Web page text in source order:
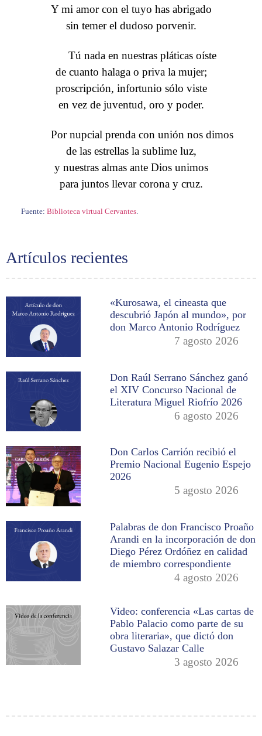
Artículos recientes
«Kurosawa, el cineasta que
descubrió Japón al mundo», por
don Marco Antonio Rodríguez
7 agosto 2026
Don Raúl Serrano Sánchez ganó
el XIV Concurso Nacional de
Literatura Miguel Riofrío 2026
6 agosto 2026
Don Carlos Carrión recibió el
Premio Nacional Eugenio Espejo
2026
5 agosto 2026
Palabras de don Francisco Proaño
Arandi en la incorporación de don
Diego Pérez Ordóñez en calidad
de miembro correspondiente
4 agosto 2026
Video: conferencia «Las cartas de
Pablo Palacio como parte de su
obra literaria», que dictó don
Gustavo Salazar Calle
3 agosto 2026
Y mi amor con el tuyo has abrigado
sin temer el dudoso porvenir.
Tú nada en nuestras pláticas oíste
de cuanto halaga o priva la mujer;
proscripción, infortunio sólo viste
en vez de juventud, oro y poder.
Por nupcial prenda con unión nos dimos
de las estrellas la sublime luz,
y nuestras almas ante Dios unimos
para juntos llevar corona y cruz.
Fuente: Biblioteca virtual Cervantes.